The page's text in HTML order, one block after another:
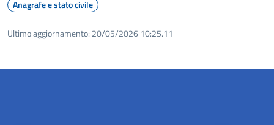
Anagrafe e stato civile
Ultimo aggiornamento: 20/05/2026 10:25.11